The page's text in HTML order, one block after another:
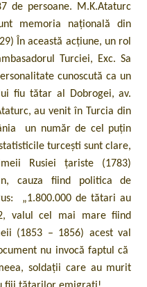
de persoane. M.K.Ataturc
memoria națională din
În această acțiune, un rol
Turciei, Exc. Sa
cunoscută ca un
fiu tătar al Dobrogei, av.
au venit în Turcia din
un număr de cel puțin
turcești sunt clare,
Rusiei țariste (1783)
cauza fiind politica de
„1.800.000 de tătari au
valul cel mai mare fiind
(1853 – 1856) acest val
nu invocă faptul că
soldații care au murit